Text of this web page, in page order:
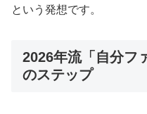
という発想です。
2026年流「自分フ
のステップ